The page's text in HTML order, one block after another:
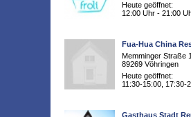
Heute geöffnet:
12:00 Uhr - 21:00
Fua-Hua China
Memminger Straße
89269 Vöhringen
Heute geöffnet:
11:30-15:00, 17:30-
Gasthaus Stadt